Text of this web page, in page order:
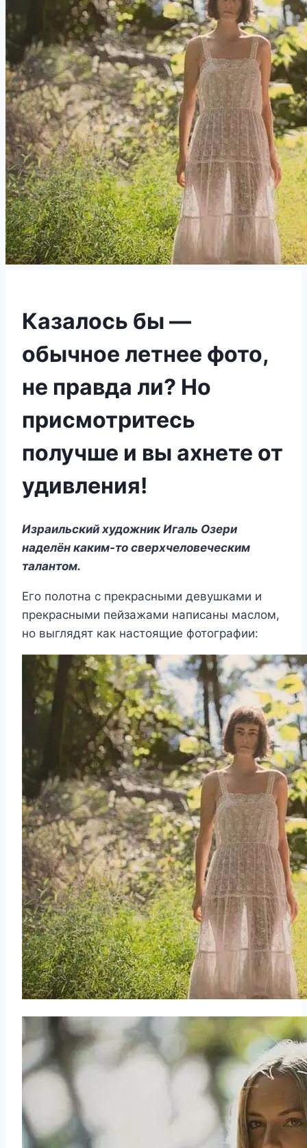
Казалось бы —
обычное летнее фото,
не правда ли? Но
присмотритесь
получше и вы ахнете от
удивления!
Израильский художник Игаль Озери
наделён каким-то сверхчеловеческим
талантом.
Его полотна с прекрасными девушками и
прекрасными пейзажами написаны маслом,
но выглядят как настоящие фотографии: